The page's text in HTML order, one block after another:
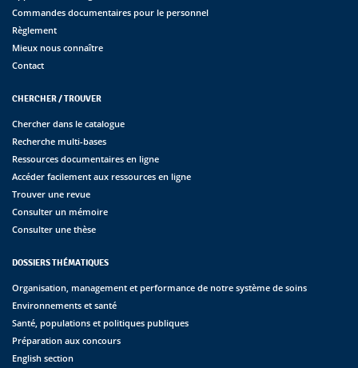
Commandes documentaires pour le personnel
Règlement
Mieux nous connaître
Contact
CHERCHER / TROUVER
Chercher dans le catalogue
Recherche multi-bases
Ressources documentaires en ligne
Accéder facilement aux ressources en ligne
Trouver une revue
Consulter un mémoire
Consulter une thèse
DOSSIERS THÉMATIQUES
Organisation, management et performance de notre système de soins
Environnements et santé
Santé, populations et politiques publiques
Préparation aux concours
English section